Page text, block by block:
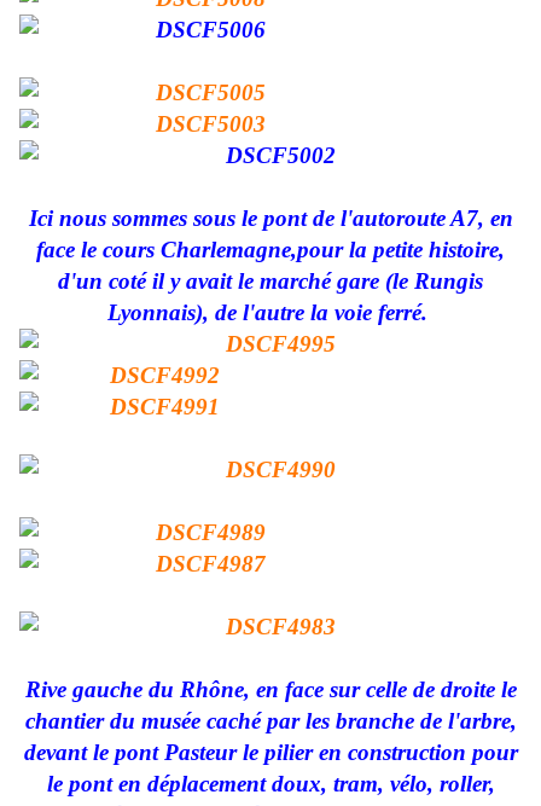
Ici nous sommes sous le pont de l'autoroute A7, en
face le cours Charlemagne,pour la petite histoire,
d'un coté il y avait le marché gare (le Rungis
Lyonnais), de l'autre la voie ferré.
Rive gauche du Rhône, en face sur celle de droite le
chantier du musée caché par les branche de l'arbre,
devant le pont Pasteur le pilier en construction pour
le pont en déplacement doux, tram, vélo, roller,